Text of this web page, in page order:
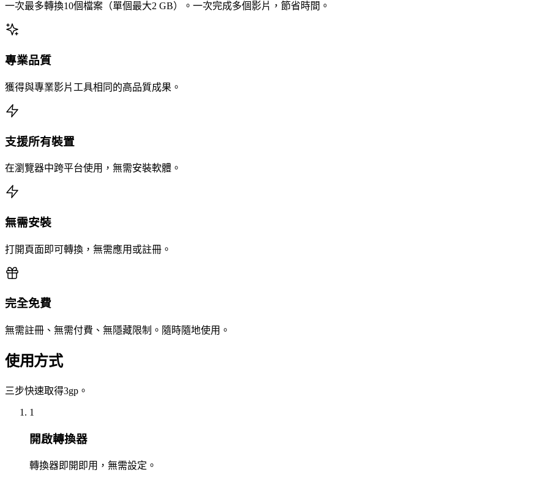
一次最多轉換10個檔案（單個最大2 GB）。一次完成多個影片，節省時間。
專業品質
獲得與專業影片工具相同的高品質成果。
支援所有裝置
在瀏覽器中跨平台使用，無需安裝軟體。
無需安裝
打開頁面即可轉換，無需應用或註冊。
完全免費
無需註冊、無需付費、無隱藏限制。隨時隨地使用。
使用方式
三步快速取得3gp。
1
開啟轉換器
轉換器即開即用，無需設定。